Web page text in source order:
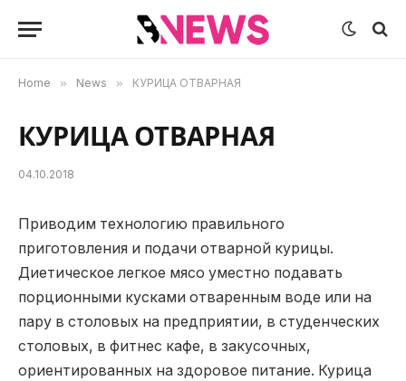
Home » News » КУРИЦА ОТВАРНАЯ
КУРИЦА ОТВАРНАЯ
04.10.2018
Приводим технологию правильного
приготовления и подачи отварной курицы.
Диетическое легкое мясо уместно подавать
порционными кусками отваренным воде или на
пару в столовых на предприятии, в студенческих
столовых, в фитнес кафе, в закусочных,
ориентированных на здоровое питание. Курица